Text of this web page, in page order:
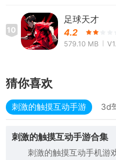
10
足球天才
4.2
579.10 MB
猜你喜欢
刺激的触摸互动手游 3d
刺激的触摸互动手游合集
刺激的触摸互动手机游